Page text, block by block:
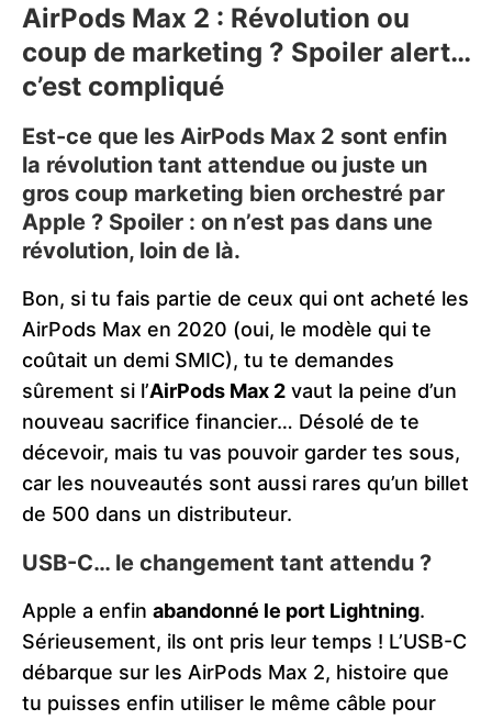
AirPods Max 2 : Révolution ou
coup de marketing ? Spoiler alert…
c’est compliqué
Est-ce que les AirPods Max 2 sont enfin
la révolution tant attendue ou juste un
gros coup marketing bien orchestré par
Apple ? Spoiler : on n’est pas dans une
révolution, loin de là.
Bon, si tu fais partie de ceux qui ont acheté les
AirPods Max en 2020 (oui, le modèle qui te
coûtait un demi SMIC), tu te demandes
sûrement si l’AirPods Max 2 vaut la peine d’un
nouveau sacrifice financier… Désolé de te
décevoir, mais tu vas pouvoir garder tes sous,
car les nouveautés sont aussi rares qu’un billet
de 500 dans un distributeur.
USB-C… le changement tant attendu ?
Apple a enfin abandonné le port Lightning.
Sérieusement, ils ont pris leur temps ! L’USB-C
débarque sur les AirPods Max 2, histoire que
tu puisses enfin utiliser le même câble pour